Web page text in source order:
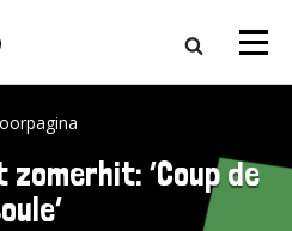
‘Coup de